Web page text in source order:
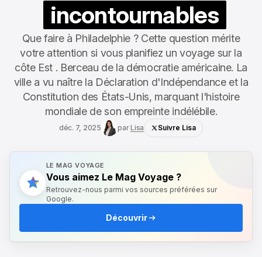
incontournables
Que faire à Philadelphie ? Cette question mérite
votre attention si vous planifiez un voyage sur la
côte Est . Berceau de la démocratie américaine. La
ville a vu naître la Déclaration d'Indépendance et la
Constitution des États-Unis, marquant l'histoire
mondiale de son empreinte indélébile.
déc. 7, 2025 parLisa Suivre Lisa
LE MAG VOYAGE
Vous aimez Le Mag Voyage ?
Retrouvez-nous parmi vos sources préférées sur
Google.
Découvrir